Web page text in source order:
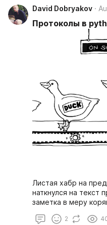
David Dobryakov
Протоколы в
Листая хабр на
наткнулся на текст
заметка в меру
нюансы и вовсе не
2